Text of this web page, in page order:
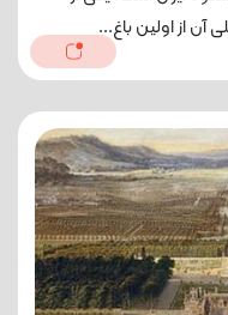
آن از اولین باغ...